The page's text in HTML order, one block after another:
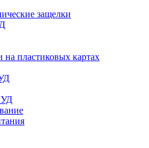
защелки
на пластиковых картах